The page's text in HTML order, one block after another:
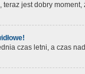
jest dobry moment,
czas letni, a czas